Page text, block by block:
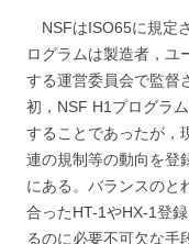
NSFはISO65に規定
ログラムは製造者，ユ
する運営委員会で監督
初，NSF H1プログラ
することであったが，
連の規制等の動向を登
にある。バランスのと
合ったHT-1やHX-1登
るのに必要不可欠な手